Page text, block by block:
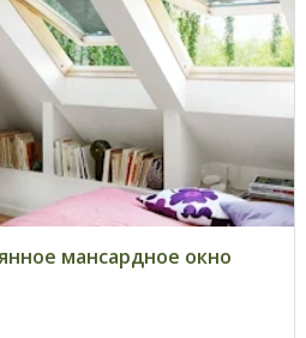
мансардное окно